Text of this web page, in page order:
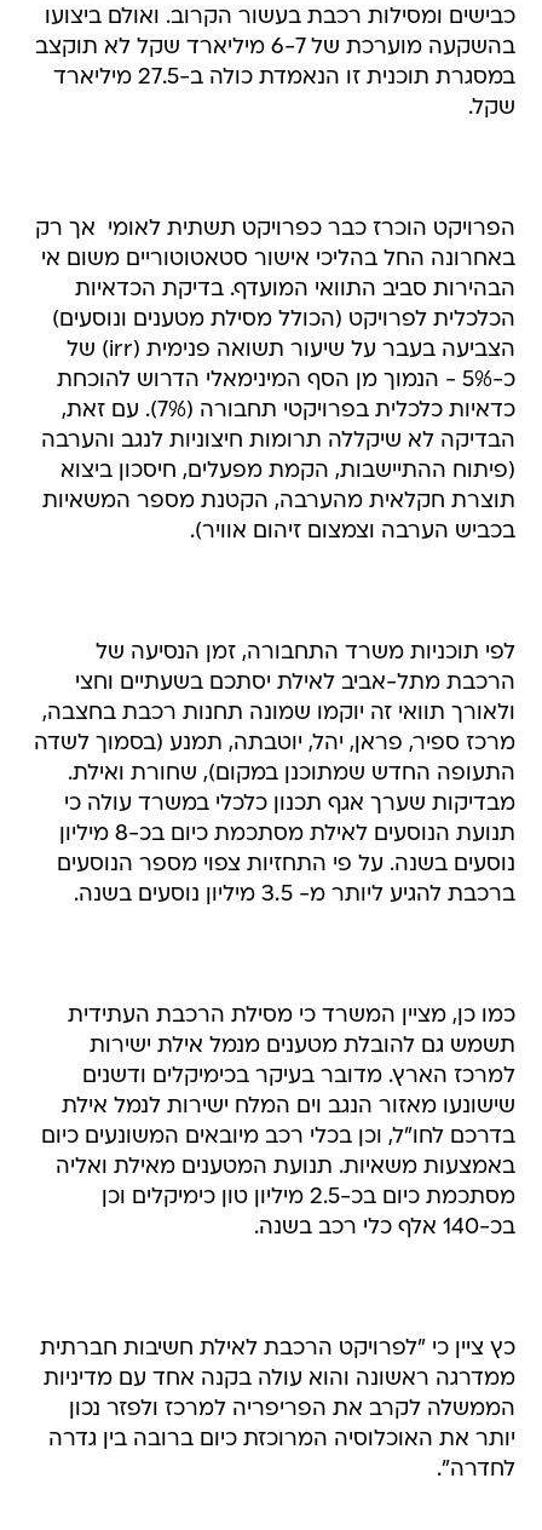
כבישים ומסילות רכבת בעשור הקרוב. ואולם ביצועו
בהשקעה מוערכת של 6-7 מיליארד שקל לא תוקצב
במסגרת תוכנית זו הנאמדת כולה ב-27.5 מיליארד
שקל.
הפרויקט הוכרז כבר כפרויקט תשתית לאומי  אך רק
באחרונה החל בהליכי אישור סטאטוטוריים משום אי
הבהירות סביב התוואי המועדף. בדיקת הכדאיות
הכלכלית לפרויקט (הכולל מסילת מטענים ונוסעים)
הצביעה בעבר על שיעור תשואה פנימית (irr) של
כ-5% - הנמוך מן הסף המינימאלי הדרוש להוכחת
כדאיות כלכלית בפרויקטי תחבורה (7%). עם זאת,
הבדיקה לא שיקללה תרומות חיצוניות לנגב והערבה
(פיתוח ההתיישבות, הקמת מפעלים, חיסכון ביצוא
תוצרת חקלאית מהערבה, הקטנת מספר המשאיות
בכביש הערבה וצמצום זיהום אוויר).
לפי תוכניות משרד התחבורה, זמן הנסיעה של
הרכבת מתל-אביב לאילת יסתכם בשעתיים וחצי 
ולאורך תוואי זה יוקמו שמונה תחנות רכבת בחצבה,
מרכז ספיר, פראן, יהל, יוטבתה, תמנע (בסמוך לשדה
התעופה החדש שמתוכנן במקום), שחורת ואילת.
מבדיקות שערך אגף תכנון כלכלי במשרד עולה כי
תנועת הנוסעים לאילת מסתכמת כיום בכ-8 מיליון
נוסעים בשנה. על פי התחזיות צפוי מספר הנוסעים
ברכבת להגיע ליותר מ- 3.5 מיליון נוסעים בשנה.
כמו כן, מציין המשרד כי מסילת הרכבת העתידית
תשמש גם להובלת מטענים מנמל אילת ישירות
למרכז הארץ. מדובר בעיקר בכימיקלים ודשנים
שישונעו מאזור הנגב וים המלח ישירות לנמל אילת
בדרכם לחו"ל, וכן בכלי רכב מיובאים המשונעים כיום
באמצעות משאיות. תנועת המטענים מאילת ואליה
מסתכמת כיום בכ-2.5 מיליון טון כימיקלים וכן
בכ-140 אלף כלי רכב בשנה.
כץ ציין כי "לפרויקט הרכבת לאילת חשיבות חברתית
ממדרגה ראשונה והוא עולה בקנה אחד עם מדיניות
הממשלה לקרב את הפריפריה למרכז ולפזר נכון
יותר את האוכלוסיה המרוכזת כיום ברובה בין גדרה
לחדרה".